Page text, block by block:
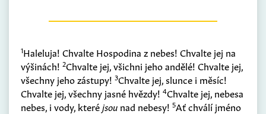
1Haleluja! Chvalte Hospodina z nebes! Chvalte jej na
výšinách! 2Chvalte jej, všichni jeho andělé! Chvalte jej,
všechny jeho zástupy! 3Chvalte jej, slunce i měsíc!
Chvalte jej, všechny jasné hvězdy! 4Chvalte jej, nebesa
nebes, i vody, kteréjsou nad nebesy! 5Ať chválí jméno